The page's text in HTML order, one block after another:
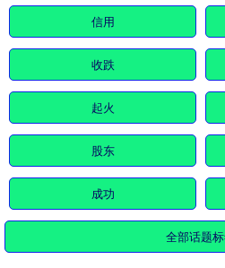
信用
收跌
起火
股东
成功
全部话题